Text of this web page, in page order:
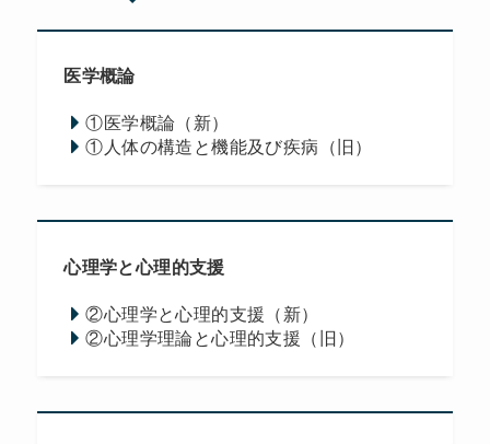
医学概論
①医学概論（新）
①人体の構造と機能及び疾病（旧）
心理学と心理的支援
②心理学と心理的支援（新）
②心理学理論と心理的支援（旧）